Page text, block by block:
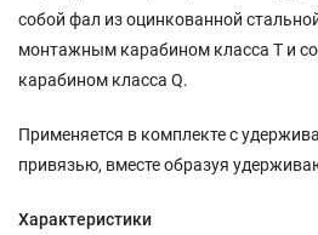
собой фал из оцинкованной
монтажным карабином класса Т и
карабином класса Q.
Применяется в комплекте с
привязью, вместе образуя
Характеристики